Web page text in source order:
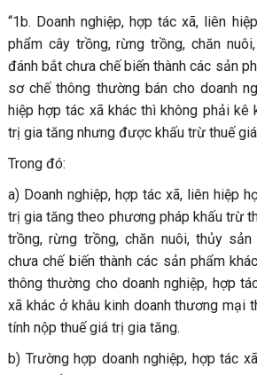
“1b. Doanh nghiệp, hợp tác xã, liên
phẩm cây trồng, rừng trồng, chăn
đánh bắt chưa chế biến thành các sản
sơ chế thông thường bán cho doanh
hiệp hợp tác xã khác thì không phải kê
trị gia tăng nhưng được khấu trừ thuế
Trong đó:
a) Doanh nghiệp, hợp tác xã, liên hiệp
trị gia tăng theo phương pháp khấu trừ
trồng, rừng trồng, chăn nuôi, thủy
chưa chế biến thành các sản phẩm
thông thường cho doanh nghiệp, hợp
xã khác ở khâu kinh doanh thương mại
tính nộp thuế giá trị gia tăng.
b) Trường hợp doanh nghiệp, hợp tác